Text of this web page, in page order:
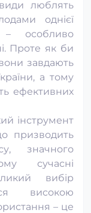
Від казарки
медяниці
Від вишневої мухи
червця
рису
для проса
для персику
патисонів
вівса
для малини
для кукурузди
картоплі
кавунів
для жита
груші
горіху
люблять
однієї
– особливо
Проте як би
завдають
а тому
ефективних
інструмент
призводить
значного
сучасні
вибір
високою
– це